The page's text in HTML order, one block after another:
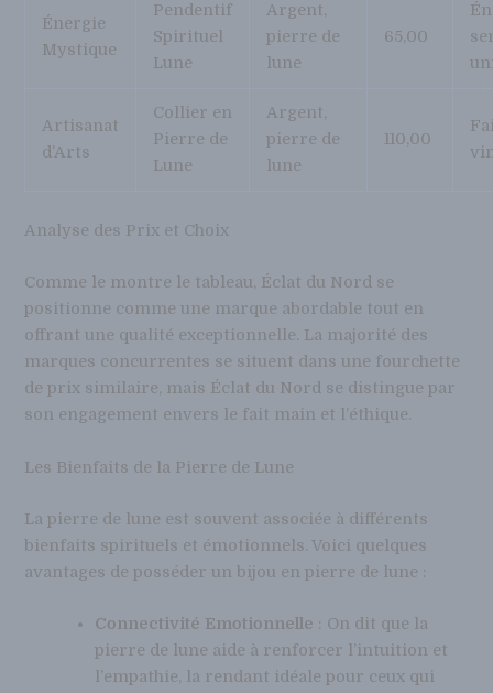
Énergie
Mystique
Pendentif
Spirituel
Lune
Argent,
pierre de
lune
65,00
Artisanat
d’Arts
Collier en
Pierre de
Lune
Argent,
pierre de
lune
110,00
Analyse des Prix et Choix
Comme le montre le tableau, Éclat du Nord se
positionne comme une marque abordable tout en
offrant une qualité exceptionnelle. La majorité des
marques concurrentes se situent dans une fourchette
de prix similaire, mais Éclat du Nord se distingue par
son engagement envers le fait main et l’éthique.
Les Bienfaits de la Pierre de Lune
La pierre de lune est souvent associée à différents
bienfaits spirituels et émotionnels. Voici quelques
avantages de posséder un bijou en pierre de lune :
Connectivité Emotionnelle : On dit que la
pierre de lune aide à renforcer l’intuition et
l’empathie, la rendant idéale pour ceux qui